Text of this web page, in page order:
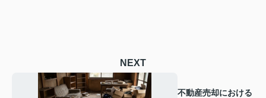
NEXT
不動産売却における